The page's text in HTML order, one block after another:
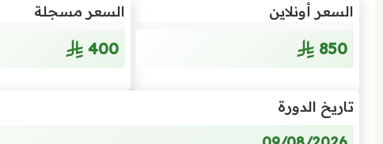
السعر أونلاين
850
السعر مسجلة
400
تاريخ الدورة